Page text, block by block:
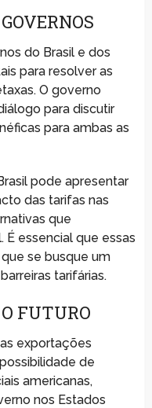
do Brasil e dos
para resolver as
O governo
para discutir
para ambas as
pode apresentar
das tarifas nas
que
essencial que essas
se busque um
tarifárias.
FUTURO
exportações
de
americanas,
nos Estados